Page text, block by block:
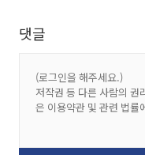
댓글